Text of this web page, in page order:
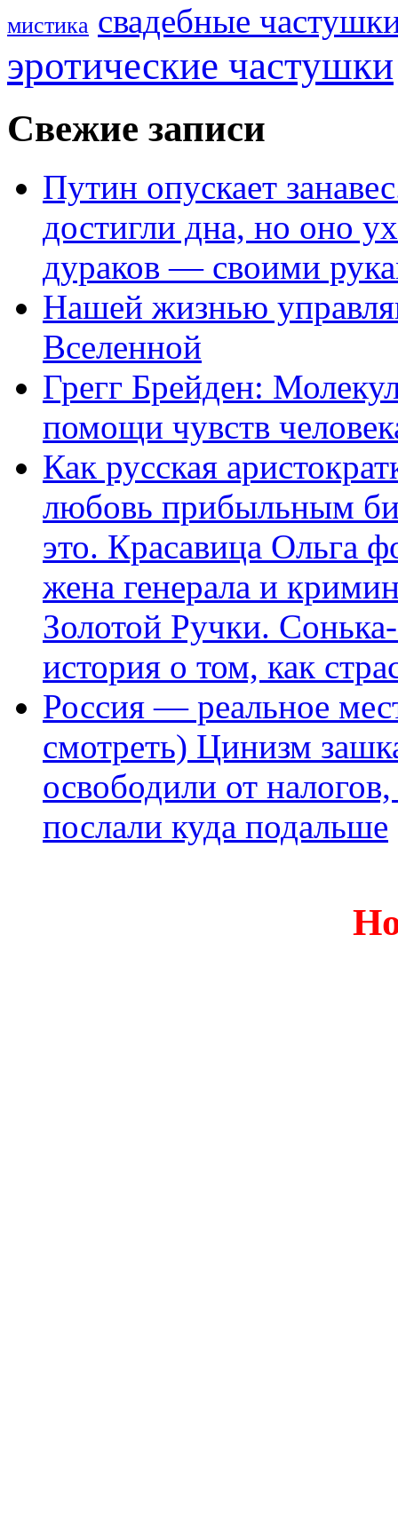
мистика свадебные
эротические частушки
Свежие записи
Путин опускает
достигли дна, но оно
дураков — своими
Нашей жизнью
Вселенной
Грегг Брейден:
помощи чувств
Как русская
любовь прибыльным
это. Красавица Ольга
жена генерала и
Золотой Ручки.
история о том, как
Россия — реальное
смотреть) Цинизм
освободили от
послали куда подальше